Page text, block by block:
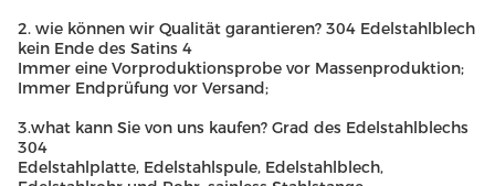
2. wie können wir Qualität garantieren? 304 Edelstahlblech
kein Ende des Satins 4
Immer eine Vorproduktionsprobe vor Massenproduktion;
Immer Endprüfung vor Versand;
3.what kann Sie von uns kaufen? Grad des Edelstahlblechs
304
Edelstahlplatte, Edelstahlspule, Edelstahlblech,